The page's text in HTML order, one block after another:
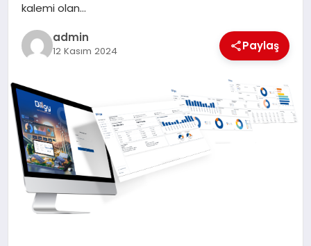
kalemi olan…
admin
12 Kasım 2024 Paylaş